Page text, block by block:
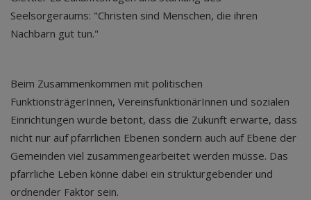
Seelsorgeraums: "Christen sind Menschen, die ihren
Nachbarn gut tun."
Beim Zusammenkommen mit politischen
FunktionsträgerInnen, VereinsfunktionärInnen und sozialen
Einrichtungen wurde betont, dass die Zukunft erwarte, dass
nicht nur auf pfarrlichen Ebenen sondern auch auf Ebene der
Gemeinden viel zusammengearbeitet werden müsse. Das
pfarrliche Leben könne dabei ein strukturgebender und
ordnender Faktor sein.